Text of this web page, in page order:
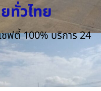
ทั่วไทย
ฟตี้ 100% บริการ 24